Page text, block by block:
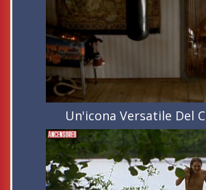
Un'icona Versatile Del